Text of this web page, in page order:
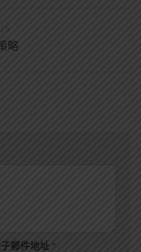
略
郵件地址 *